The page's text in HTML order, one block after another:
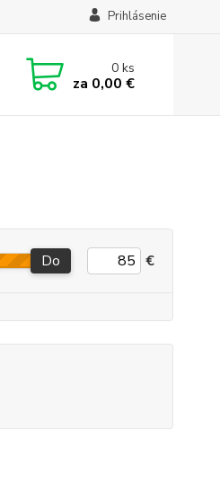
Prihlásenie
0ks
za 0,00 €
Do €